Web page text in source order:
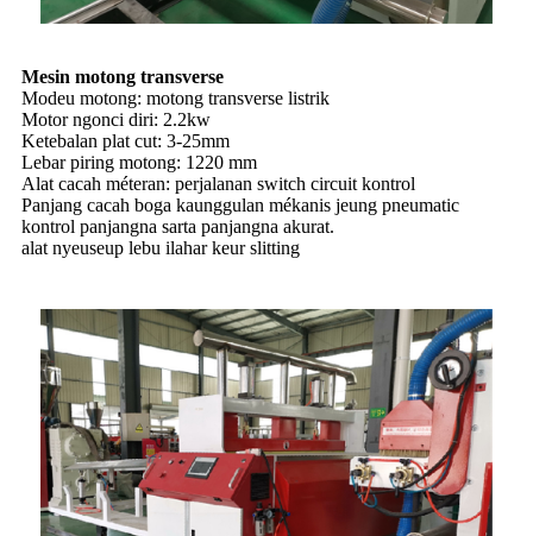
Mesin motong transverse
Modeu motong: motong transverse listrik
Motor ngonci diri: 2.2kw
Ketebalan plat cut: 3-25mm
Lebar piring motong: 1220 mm
Alat cacah méteran: perjalanan switch circuit kontrol
Panjang cacah boga kaunggulan mékanis jeung pneumatic
kontrol panjangna sarta panjangna akurat.
alat nyeuseup lebu ilahar keur slitting